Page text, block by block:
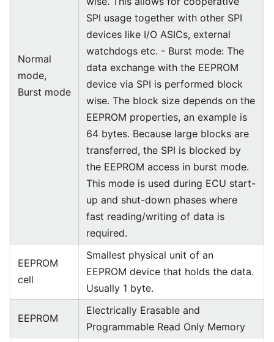
Normal
mode,
Burst mode
SPI usage together with other SPI
devices like I/O ASICs, external
watchdogs etc. - Burst mode: The
data exchange with the EEPROM
device via SPI is performed block
wise. The block size depends on the
EEPROM properties, an example is
64 bytes. Because large blocks are
transferred, the SPI is blocked by
the EEPROM access in burst mode.
This mode is used during ECU start-
up and shut-down phases where
fast reading/writing of data is
required.
EEPROM
cell
Smallest physical unit of an
EEPROM device that holds the data.
Usually 1 byte.
EEPROM
Electrically Erasable and
Programmable Read Only Memory